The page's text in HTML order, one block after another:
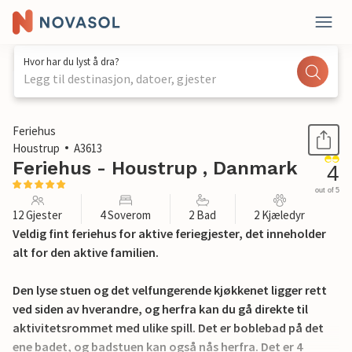
Hvor har du lyst å dra?
Legg til destinasjon, datoer, gjester
1 / 29
Feriehus
Houstrup
A3613
Feriehus - Houstrup , Danmark 4
out of 5
12 Gjester 4 Soverom 2 Bad 2 Kjæledyr
Veldig fint feriehus for aktive feriegjester, det inneholder
alt for den aktive familien.
Den lyse stuen og det velfungerende kjøkkenet ligger rett
ved siden av hverandre, og herfra kan du gå direkte til
aktivitetsrommet med ulike spill. Det er boblebad på det
ene badet, og badstuen kan også nås herfra. Det er 4